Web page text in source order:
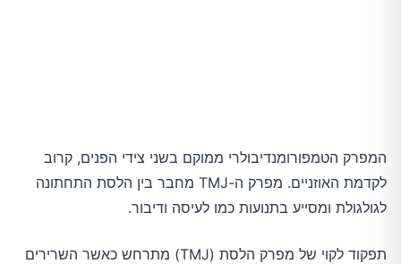
המפרק הטמפורומנדיבולרי ממוקם בשני צידי הפנים, קרוב
לקדמת האוזניים. מפרק ה-TMJ מחבר בין הלסת התחתונה
לגולגולת ומסייע בתנועות כמו לעיסה ודיבור.
תפקוד לקוי של מפרק הלסת (TMJ) מתרחש כאשר השרירים